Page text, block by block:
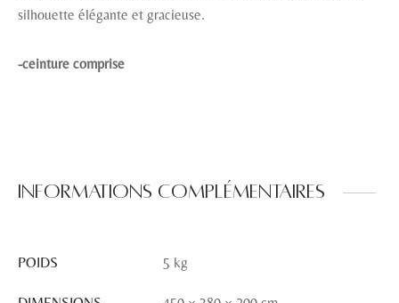
silhouette élégante et gracieuse.
-ceinture comprise
Informations complémentaires
POIDS 5 kg